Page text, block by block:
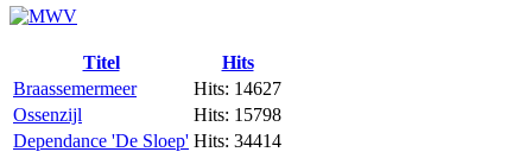
Titel
Hits
Braassemermeer
Hits: 14627
Ossenzijl
Hits: 15798
Dependance 'De Sloep' Hits: 34414